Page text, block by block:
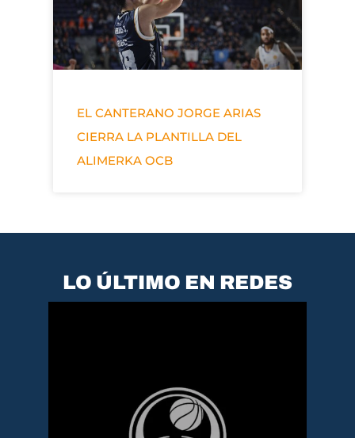
EL CANTERANO JORGE ARIAS
CIERRA LA PLANTILLA DEL
ALIMERKA OCB
LO ÚLTIMO EN REDES